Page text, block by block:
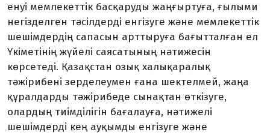
енуі мемлекеттік басқаруды жаңғыртуға, ғылыми
негізделген тәсілдерді енгізуге және мемлекеттік
шешімдердің сапасын арттыруға бағытталған ел
Үкіметінің жүйелі саясатының нәтижесін
көрсетеді. Қазақстан озық халықаралық
тәжірибені зерделеумен ғана шектелмей, жаңа
құралдарды тәжірибеде сынақтан өткізуге,
олардың тиімділігін бағалауға, нәтижелі
шешімдерді кең ауқымды енгізуге және